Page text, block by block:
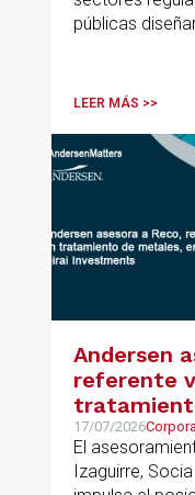
públicas
cumplimiento
metodología
riesgos de IA y
estrategia
articulada en
LEER MÁS >>
Andersen
referente
su venta a
17/07/2026
El
Izaguirre,